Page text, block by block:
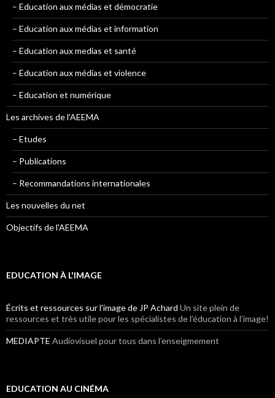
– Education aux médias et démocratie
– Education aux médias et information
– Education aux medias et santé
– Education aux médias et violence
– Education et numérique
Les archives de l'AEEMA
– Etudes
– Publications
– Recommandations internationales
Les nouvelles du net
Objectifs de l'AEEMA
EDUCATION À L'IMAGE
Écrits et ressources sur l'image de JP Achard Un site plein de
ressources et très utile pour les spécialistes de l’éducation à l’image!
MEDIAPTE Audiovisuel pour tous dans l’enseigmement
EDUCATION AU CINÉMA